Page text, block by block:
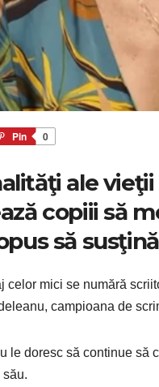
Pin 0
ale
copiii să
să
celor mici se numără
campioana de
le doresc să continue să